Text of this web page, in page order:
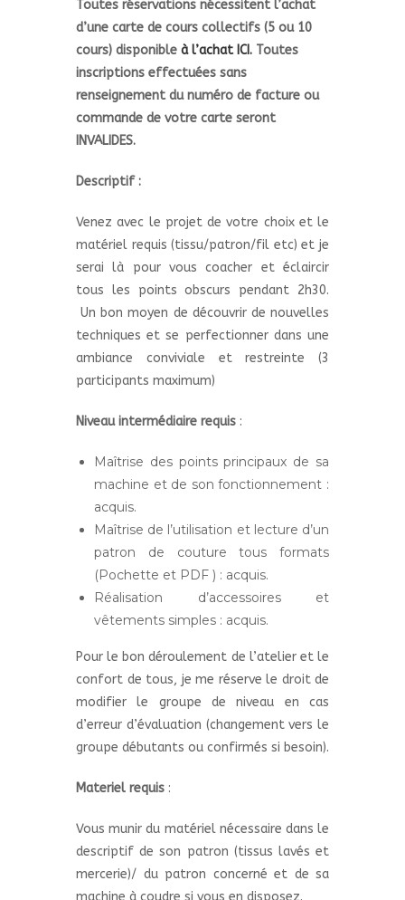
Toutes réservations nécessitent l’achat
d’une carte de cours collectifs (5 ou 10
cours) disponible à l’achat ICI. Toutes
inscriptions effectuées sans
renseignement du numéro de facture ou
commande de votre carte seront
INVALIDES.
Descriptif :
Venez avec le projet de votre choix et le
matériel requis (tissu/patron/fil etc) et je
serai là pour vous coacher et éclaircir
tous les points obscurs pendant 2h30.
Un bon moyen de découvrir de nouvelles
techniques et se perfectionner dans une
ambiance conviviale et restreinte (3
participants maximum)
Niveau intermédiaire requis :
Maîtrise des points principaux de sa
machine et de son fonctionnement :
acquis.
Maîtrise de l’utilisation et lecture d’un
patron de couture tous formats
(Pochette et PDF ) : acquis.
Réalisation d’accessoires et
vêtements simples : acquis.
Pour le bon déroulement de l’atelier et le
confort de tous, je me réserve le droit de
modifier le groupe de niveau en cas
d’erreur d’évaluation (changement vers le
groupe débutants ou confirmés si besoin).
Materiel requis :
Vous munir du matériel nécessaire dans le
descriptif de son patron (tissus lavés et
mercerie)/ du patron concerné et de sa
machine à coudre si vous en disposez.